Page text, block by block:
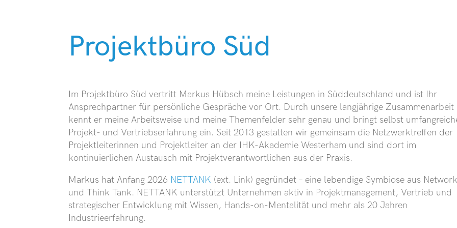
Projektbüro Süd
Im Projektbüro Süd vertritt Markus Hübsch meine Leistungen in Süddeutschland und ist Ihr
Ansprechpartner für persönliche Gespräche vor Ort. Durch unsere langjährige Zusammenarbeit
kennt er meine Arbeitsweise und meine Themenfelder sehr genau und bringt selbst
Projekt- und Vertriebserfahrung ein. Seit 2013 gestalten wir gemeinsam die Netzwerktreffen der
Projektleiterinnen und Projektleiter an der IHK-Akademie Westerham und sind dort im
kontinuierlichen Austausch mit Projektverantwortlichen aus der Praxis.
Markus hat Anfang 2026 NETTANK (ext. Link) gegründet – eine lebendige Symbiose aus
und Think Tank. NETTANK unterstützt Unternehmen aktiv in Projektmanagement, Vertrieb und
strategischer Entwicklung mit Wissen, Hands-on-Mentalität und mehr als 20 Jahren
Industrieerfahrung.